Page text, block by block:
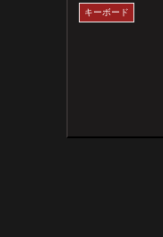
キーボード